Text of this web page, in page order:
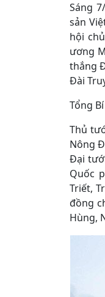
Sáng
sản
hội
ương
thắng
Đài
Tổng
Thủ
Nông
Đại
Quốc
Triết,
đồng
Hùng,